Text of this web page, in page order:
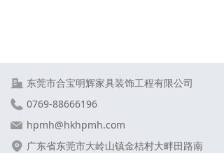
东莞市合宝明辉家具装饰工程有限公司
0769-88666196
hpmh@hkhpmh.com
广东省东莞市大岭山镇金桔村大畔田路南